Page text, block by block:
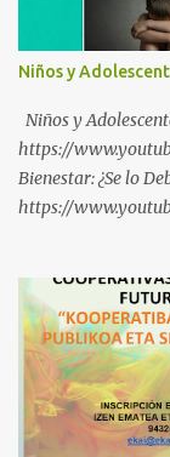
Niños y
Niños y
https://
Bienestar: ¿Se lo
https://
Industrial https://
¿Conoces los
compartir ideas,
frente a abusos y
ezagutzen dituzu?
manipulazioetatik